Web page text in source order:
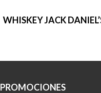
WHISKEY JACK
PROMOCIONES